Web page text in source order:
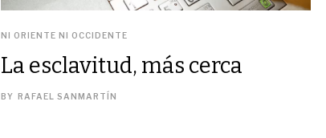
NI ORIENTE NI OCCIDENTE
La esclavitud, más cerca
BY RAFAEL SANMARTÍN